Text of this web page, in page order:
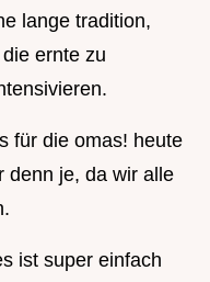
lange tradition,
ernte zu
für die omas! heute
denn je, da wir alle
ist super einfach